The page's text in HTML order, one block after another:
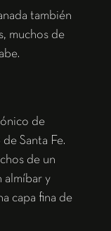
también
muchos de
de
Santa Fe.
de un
almíbar y
capa fina de